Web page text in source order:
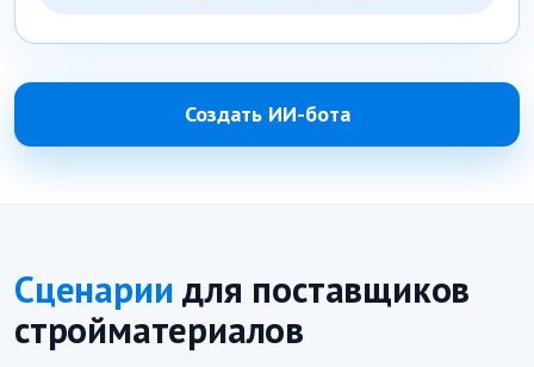
Создать ИИ-бота
Сценариидля поставщиков
стройматериалов